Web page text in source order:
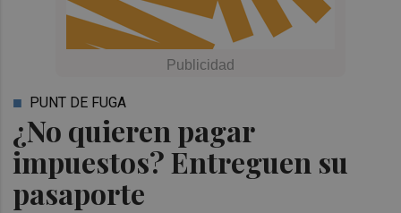
¿No quieren pagar
impuestos? Entreguen su
pasaporte
PUNT DE FUGA